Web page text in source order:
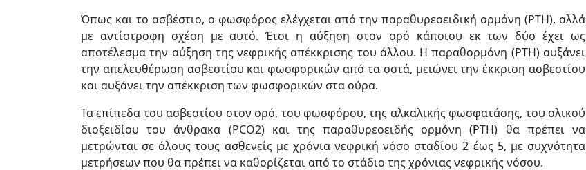
Όπως και το ασβέστιο, ο φωσφόρος ελέγχεται από την παραθυρεοειδική ορμόνη (ΡΤΗ), αλλά
με αντίστροφη σχέση με αυτό. Έτσι η αύξηση στον ορό κάποιου εκ των δύο έχει ως
αποτέλεσμα την αύξηση της νεφρικής απέκκρισης του άλλου. Η παραθορμόνη (ΡΤΗ) αυξάνει
την απελευθέρωση ασβεστίου και φωσφορικών από τα οστά, μειώνει την έκκριση ασβεστίου
και αυξάνει την απέκκριση των φωσφορικών στα ούρα.
Τα επίπεδα του ασβεστίου στον ορό, του φωσφόρου, της αλκαλικής φωσφατάσης, του ολικού
διοξειδίου του άνθρακα (PCO2) και της παραθυρεοειδής ορμόνη (PTH) θα πρέπει να
μετρώνται σε όλους τους ασθενείς με χρόνια νεφρική νόσο σταδίου 2 έως 5, με συχνότητα
μετρήσεων που θα πρέπει να καθορίζεται από το στάδιο της χρόνιας νεφρικής νόσου.